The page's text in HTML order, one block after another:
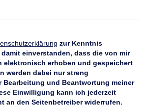
zur Kenntnis
einverstanden, dass die von mir
elektronisch erhoben und gespeichert
werden dabei nur streng
Bearbeitung und Beantwortung meiner
Einwilligung kann ich jederzeit
an den Seitenbetreiber widerrufen.